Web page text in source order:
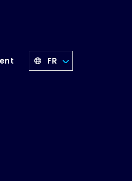
FR